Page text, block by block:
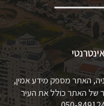
האתר מספק מידע אמין,
של האתר כולל את העיר